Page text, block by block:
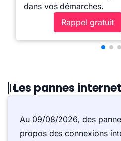
dans vos démarches.
Rappel gratuit
Les pannes
Au 09/08/2026, des
propos des connexions